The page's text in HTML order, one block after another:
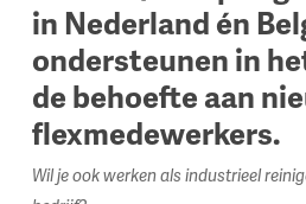
in Nederland én
ondersteunen in
de behoefte aan
flexmedewerkers.
Wil je ook werken als industrieel